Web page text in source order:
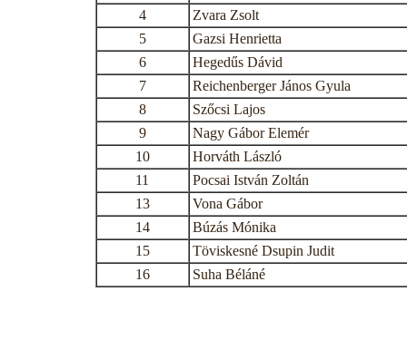
4
Zvara Zsolt
5
Gazsi Henrietta
6
Hegedűs Dávid
7
Reichenberger János Gyula
8
Szőcsi Lajos
9
Nagy Gábor Elemér
10
Horváth László
11
Pocsai István Zoltán
13
Vona Gábor
14
Búzás Mónika
15
Töviskesné Dsupin Judit
16
Suha Béláné